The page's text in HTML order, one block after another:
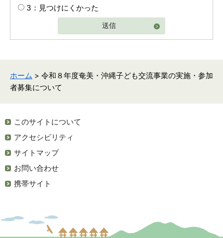
3：見つけにくかった
送信
ホーム > 令和８年度奄美・沖縄子ども交流事業の実施・参加
者募集について
このサイトについて
アクセシビリティ
サイトマップ
お問い合わせ
携帯サイト